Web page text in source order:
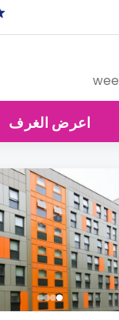
اعرض الغرف